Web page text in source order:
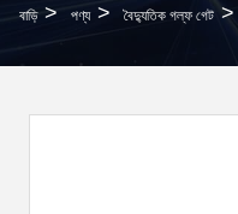
বাড়ি > পণ্য > বৈদ্যুতিক গল্ফ গেট >